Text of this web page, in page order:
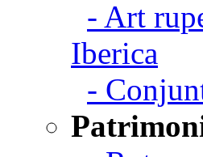
- Art
Iberica
-